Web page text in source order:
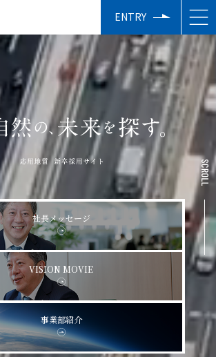
ENTRY
社長メッセージ
VISION MOVIE
事業部紹介